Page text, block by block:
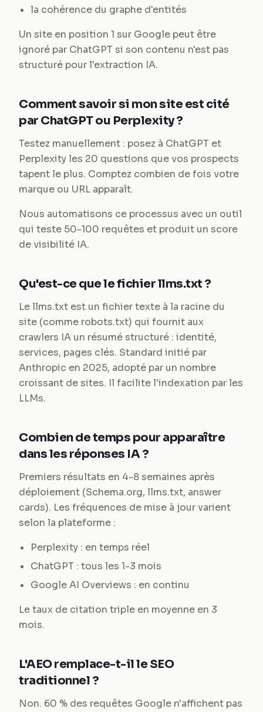
la cohérence du graphe d'entités
Un site en position 1 sur Google peut être
ignoré par ChatGPT si son contenu n'est pas
structuré pour l'extraction IA.
Comment savoir si mon site est cité
par ChatGPT ou Perplexity ?
Testez manuellement : posez à ChatGPT et
Perplexity les 20 questions que vos prospects
tapent le plus. Comptez combien de fois votre
marque ou URL apparaît.
Nous automatisons ce processus avec un outil
qui teste 50-100 requêtes et produit un score
de visibilité IA.
Qu'est-ce que le fichier llms.txt ?
Le llms.txt est un fichier texte à la racine du
site (comme robots.txt) qui fournit aux
crawlers IA un résumé structuré : identité,
services, pages clés. Standard initié par
Anthropic en 2025, adopté par un nombre
croissant de sites. Il facilite l'indexation par les
LLMs.
Combien de temps pour apparaître
dans les réponses IA ?
Premiers résultats en 4-8 semaines après
déploiement (Schema.org, llms.txt, answer
cards). Les fréquences de mise à jour varient
selon la plateforme :
Perplexity : en temps réel
ChatGPT : tous les 1-3 mois
Google AI Overviews : en continu
Le taux de citation triple en moyenne en 3
mois.
L'AEO remplace-t-il le SEO
traditionnel ?
Non. 60 % des requêtes Google n'affichent pas